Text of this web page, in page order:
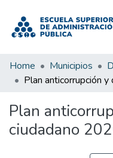
Home Municipios
Plan
ciudadano